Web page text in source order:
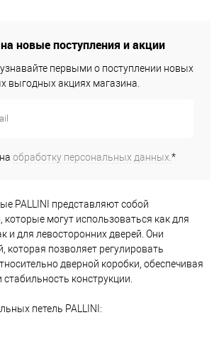
новые поступления и акции
первыми о поступлении новых
выгодных акциях магазина.
обработку персональных данных.*
PALLINI представляют собой
которые могут использоваться как для
и для левосторонних дверей. Они
которая позволяет регулировать
дверной коробки, обеспечивая
конструкции.
петель PALLINI: